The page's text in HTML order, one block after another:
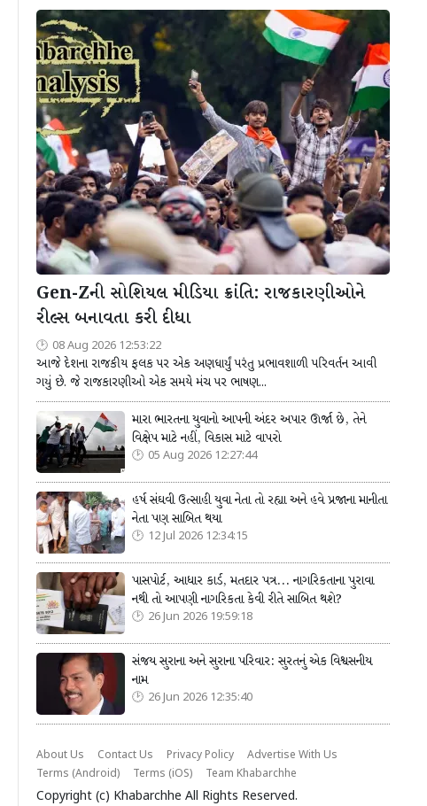
Gen-Zની સોશિયલ મીડિયા ક્રાંતિ: રાજકારણીઓને
રીલ્સ બનાવતા કરી દીધા
08 Aug 2026 12:53:22
આજે દેશના રાજકીય ફલક પર એક અણધાર્યું પરંતુ પ્રભાવશાળી પરિવર્તન આવી
ગયું છે. જે રાજકારણીઓ એક સમયે મંચ પર ભાષણ...
મારા ભારતના યુવાનો આપની અંદર અપાર ઊર્જા છે, તેને
વિક્ષેપ માટે નહીં, વિકાસ માટે વાપરો
05 Aug 2026 12:27:44
હર્ષ સંઘવી ઉત્સાહી યુવા નેતા તો રહ્યા અને હવે પ્રજાના માનીતા
નેતા પણ સાબિત થયા
12 Jul 2026 12:34:15
પાસપોર્ટ, આધાર કાર્ડ, મતદાર પત્ર... નાગરિકતાના પુરાવા
નથી તો આપણી નાગરિકતા કેવી રીતે સાબિત થશે?
26 Jun 2026 19:59:18
સંજય સુરાના અને સુરાના પરિવાર: સુરતનું એક વિશ્વસનીય
નામ
26 Jun 2026 12:35:40
About Us Contact Us Privacy Policy
Advertise With Us
Terms (Android)
Terms (iOS) Team Khabarchhe
Copyright (c) Khabarchhe All Rights Reserved.